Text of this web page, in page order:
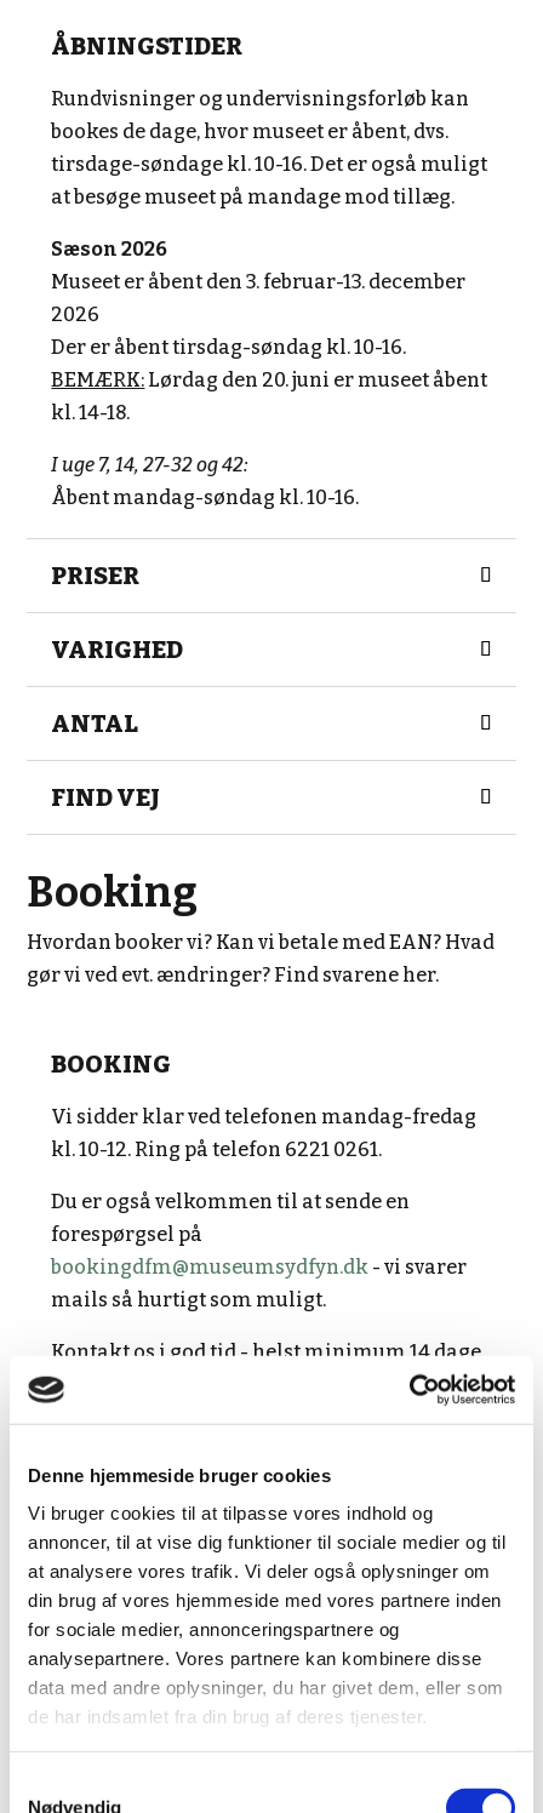
Denne hjemmeside bruger cookies
Vi bruger cookies til at tilpasse vores indhold og
annoncer, til at vise dig funktioner til sociale medier og til
at analysere vores trafik. Vi deler også oplysninger om
din brug af vores hjemmeside med vores partnere inden
for sociale medier, annonceringspartnere og
analysepartnere. Vores partnere kan kombinere disse
data med andre oplysninger, du har givet dem, eller som
de har indsamlet fra din brug af deres tjenester.
Nødvendig
ÅBNINGSTIDER
Rundvisninger og undervisningsforløb kan
bookes de dage, hvor museet er åbent, dvs.
tirsdage-søndage kl. 10-16. Det er også muligt
at besøge museet på mandage mod tillæg.
Sæson 2026
Museet er åbent den 3. februar-13. december
2026
Der er åbent tirsdag-søndag kl. 10-16.
BEMÆRK: Lørdag den 20. juni er museet åbent
kl. 14-18.
I uge 7, 14, 27-32 og 42:
Åbent mandag-søndag kl. 10-16.
PRISER
VARIGHED
ANTAL
FIND VEJ
Booking
Hvordan booker vi? Kan vi betale med EAN? Hvad
gør vi ved evt. ændringer? Find svarene her.
BOOKING
Vi sidder klar ved telefonen mandag-fredag
kl. 10-12. Ring på telefon 6221 0261.
Du er også velkommen til at sende en
forespørgsel på
bookingdfm@museumsydfyn.dk - vi svarer
mails så hurtigt som muligt.
Kontakt os i god tid - helst minimum 14 dage
før jeres besøg. Især hvis I kommer i maj, juni,
Vær opmærksom på, at din forespørgsel først
er en gyldig aftale, når du har modtaget en
ordrebekræftelse fra museet.
ÆNDRINGER OG AFBUD
BETALING
BESØG PÅ EGEN HÅND